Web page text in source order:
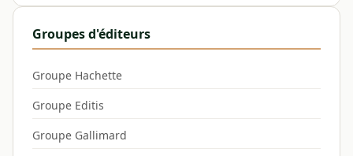
Groupes d'éditeurs
Groupe Hachette
Groupe Editis
Groupe Gallimard